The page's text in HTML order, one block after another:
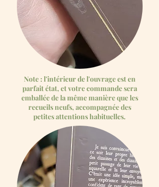
Note : l'intérieur de l'ouvrage est en
parfait état, et votre commande sera
emballée de la même manière que les
recueils neufs, accompagnée des
petites attentions habituelles.